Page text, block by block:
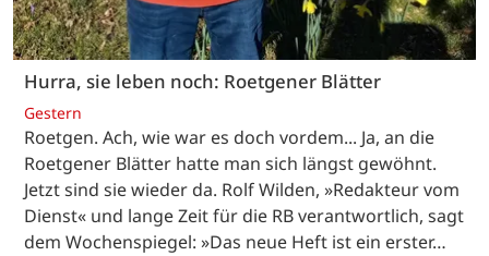
Hurra, sie leben noch: Roetgener Blätter
Gestern
Roetgen. Ach, wie war es doch vordem... Ja, an die
Roetgener Blätter hatte man sich längst gewöhnt.
Jetzt sind sie wieder da. Rolf Wilden, »Redakteur vom
Dienst« und lange Zeit für die RB verantwortlich, sagt
dem Wochenspiegel: »Das neue Heft ist ein erster…